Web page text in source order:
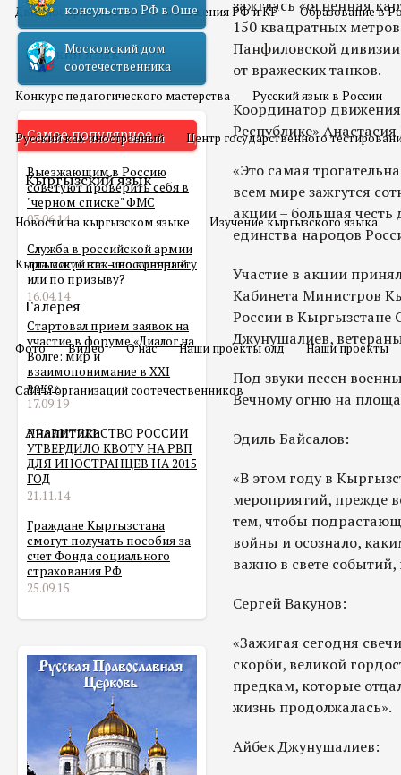
Двойное гражданство Отношения РФ и КР Образование в
Русский язык
Конкурс педагогического мастерства Русский язык в России
Русский как иностранный Центр государственного
Кыргызский язык
Новости на кыргызском языке Изучение кыргызского языка
Кыргызский как иностранный
Галерея
Фото Видео О нас Наши проекты олд Наши проекты
Сайты организаций соотечественников
Аналитика
консульство РФ в Оше
Московский дом
соотечественника
Самое популярное
Выезжающим в Россию
советуют проверить себя в
"черном списке" ФМС
03.06.14
Служба в российской армии
для мигранта – по контракту
или по призыву?
16.04.14
Стартовал прием заявок на
участие в форуме «Диалог на
Волге: мир и
взаимопонимание в XXI
веке»
17.09.19
ПРАВИТЕЛЬСТВО РОССИИ
УТВЕРДИЛО КВОТУ НА РВП
ДЛЯ ИНОСТРАНЦЕВ НА 2015
ГОД
21.11.14
Граждане Кыргызстана
смогут получать пособия за
счет Фонда социального
страхования РФ
25.09.15
зажглась «огненная
150 квадратных
Панфиловской
от вражеских танков.
Координатор
Республике»
«Это самая
всем мире зажгутся
акции – большая честь
единства народов
Участие в акции
Кабинета Министров
России в Кыргызстане
Джунушалиев,
Под звуки песен
Вечному огню на
Эдиль Байсалов:
«В этом году в
мероприятий, прежде
тем, чтобы
войны и осознало,
важно в свете
Сергей Вакунов:
«Зажигая сегодня
скорби, великой
предкам, которые
жизнь продолжалась».
Айбек Джунушалиев: